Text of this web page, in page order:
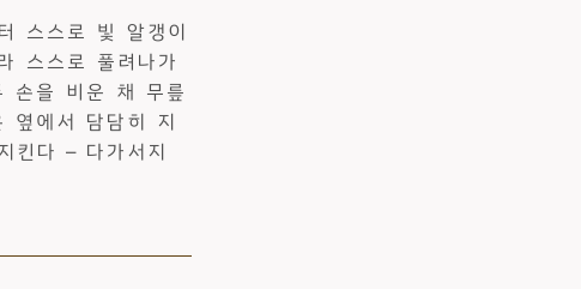
스스로 빛 알갱이
스스로 풀려나가
손을 비운 채 무릎
옆에서 담담히 지
킨다 — 다가서지